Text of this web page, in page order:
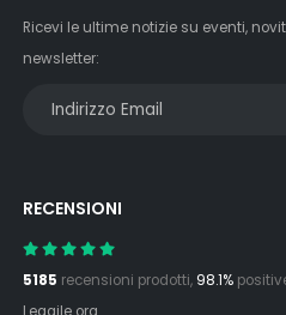
Ricevi le ultime notizie su eventi,
newsletter:
RECENSIONI
5185 recensioni prodotti, 98.1%